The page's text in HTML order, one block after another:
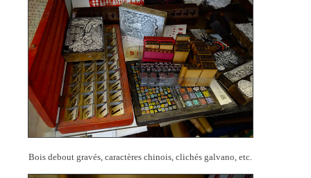
Bois debout gravés, caractères chinois, clichés galvano, etc.